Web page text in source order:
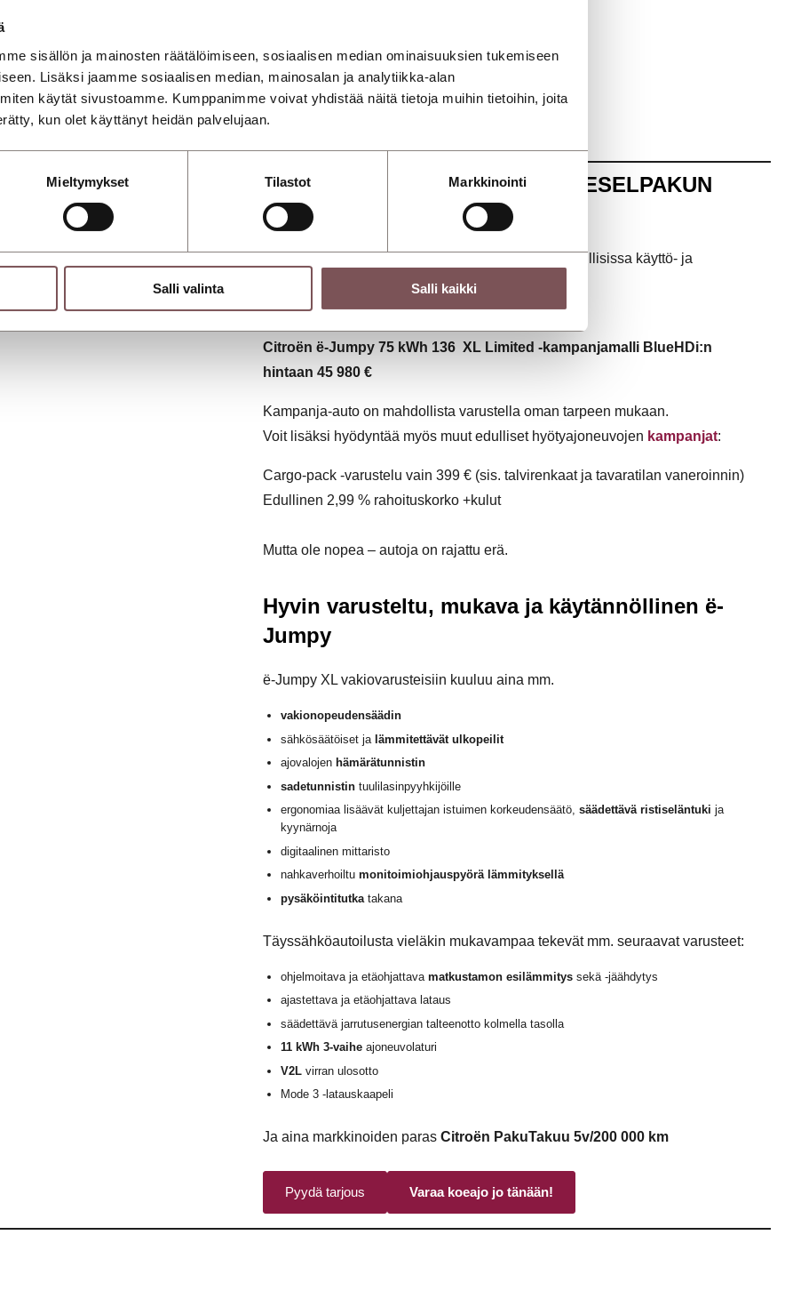
sisällön ja mainosten räätälöimiseen, sosiaalisen median ominaisuuksien tukemiseen
Lisäksi jaamme sosiaalisen median, mainosalan ja analytiikka-alan
käytät sivustoamme. Kumppanimme voivat yhdistää näitä tietoja muihin tietoihin, joita
kun olet käyttänyt heidän palvelujaan.
Mieltymykset Tilastot Markkinointi
Salli valinta Salli kaikki
CITROËN TÄYSSÄHKÖPAKU DIESELPAKUN
HINNALLA
heti hankinnassa ja vielä lisää edullisissa käyttö- ja
ylläpitokustannuksissa.
Citroën ë-Jumpy 75 kWh 136 XL Limited -kampanjamalli BlueHDi:n
hintaan 45 980 €
Kampanja-auto on mahdollista varustella oman tarpeen mukaan.
Voit lisäksi hyödyntää myös muut edulliset hyötyajoneuvojen kampanjat:
Cargo-pack -varustelu vain 399 € (sis. talvirenkaat ja tavaratilan vaneroinnin)
Edullinen 2,99 % rahoituskorko +kulut
Mutta ole nopea – autoja on rajattu erä.
Hyvin varusteltu, mukava ja käytännöllinen ë-
Jumpy
ë-Jumpy XL vakiovarusteisiin kuuluu aina mm.
vakionopeudensäädin
sähkösäätöiset ja lämmitettävät ulkopeilit
ajovalojen hämärätunnistin
sadetunnistin tuulilasinpyyhkijöille
ergonomiaa lisäävät kuljettajan istuimen korkeudensäätö, säädettävä ristiseläntuki ja
kyynärnoja
digitaalinen mittaristo
nahkaverhoiltu monitoimiohjauspyörä lämmityksellä
pysäköintitutka takana
Täyssähköautoilusta vieläkin mukavampaa tekevät mm. seuraavat varusteet:
ohjelmoitava ja etäohjattava matkustamon esilämmitys sekä -jäähdytys
ajastettava ja etäohjattava lataus
säädettävä jarrutusenergian talteenotto kolmella tasolla
11 kWh 3-vaihe ajoneuvolaturi
V2L virran ulosotto
Mode 3 -latauskaapeli
Ja aina markkinoiden paras Citroën PakuTakuu 5v/200 000 km
Pyydä tarjous Varaa koeajo jo tänään!